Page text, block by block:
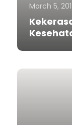
March 5,